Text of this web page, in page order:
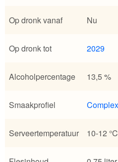
Op dronk vanaf Nu
Op dronk tot 2029
Alcoholpercentage 13,5 %
Smaakprofiel Complex
Serveertemperatuur 10-12 °C